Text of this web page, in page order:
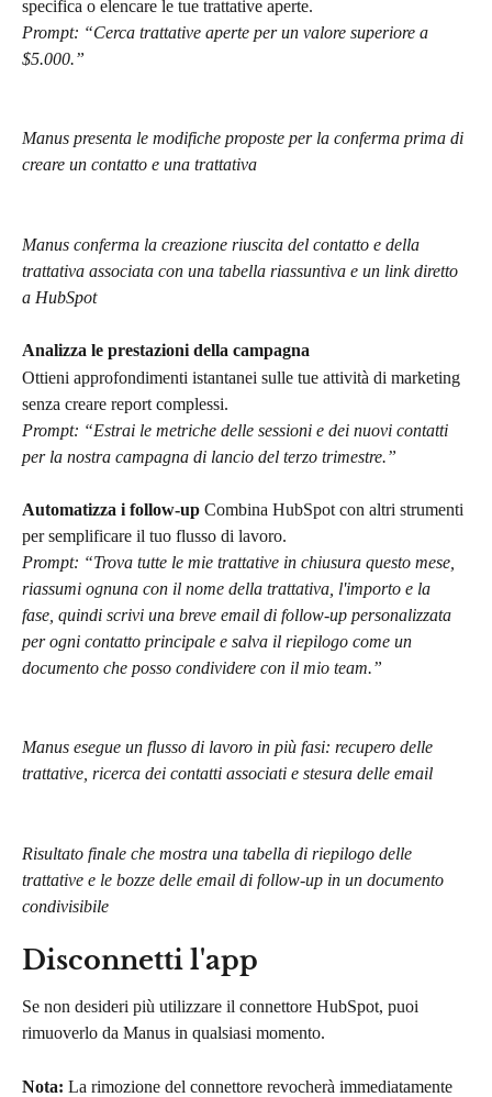
specifica o elencare le tue trattative aperte.
Prompt: “Cerca trattative aperte per un valore superiore a
$5.000.”
Manus presenta le modifiche proposte per la conferma prima di
creare un contatto e una trattativa
Manus conferma la creazione riuscita del contatto e della
trattativa associata con una tabella riassuntiva e un link diretto
a HubSpot
Analizza le prestazioni della campagna
Ottieni approfondimenti istantanei sulle tue attività di marketing
senza creare report complessi.
Prompt: “Estrai le metriche delle sessioni e dei nuovi contatti
per la nostra campagna di lancio del terzo trimestre.”
Automatizza i follow-up Combina HubSpot con altri strumenti
per semplificare il tuo flusso di lavoro.
Prompt: “Trova tutte le mie trattative in chiusura questo mese,
riassumi ognuna con il nome della trattativa, l'importo e la
fase, quindi scrivi una breve email di follow-up personalizzata
per ogni contatto principale e salva il riepilogo come un
documento che posso condividere con il mio team.”
Manus esegue un flusso di lavoro in più fasi: recupero delle
trattative, ricerca dei contatti associati e stesura delle email
Risultato finale che mostra una tabella di riepilogo delle
trattative e le bozze delle email di follow-up in un documento
condivisibile
Disconnetti l'app
Se non desideri più utilizzare il connettore HubSpot, puoi
rimuoverlo da Manus in qualsiasi momento.
Nota: La rimozione del connettore revocherà immediatamente